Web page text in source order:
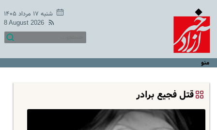
شنبه ۱۷ مرداد ۱۴۰۵
8 August 2026
منو
قتل فجیع برادر